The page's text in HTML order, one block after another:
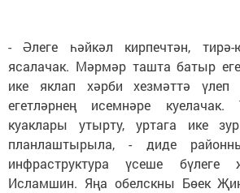
- Әлеге һәйкәл кирпечтән, тирә-
ясалачак. Мәрмәр ташта батыр
ике яклап хәрби хезмәттә үлеп
егетләрнең исемнәре
куаклары утырту, уртага ике
планлаштырыла, - диде
инфраструктура үсеше бүлеге
Исламшин. Яңа обелскны Бөек